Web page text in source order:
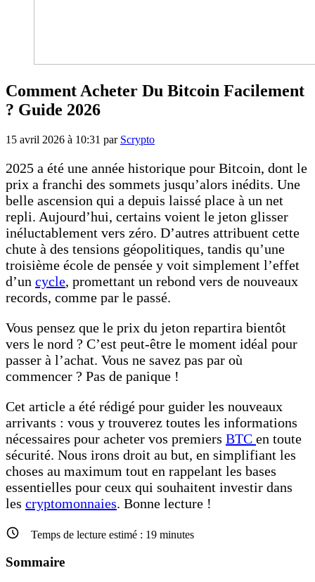
Comment Acheter Du Bitcoin Facilement
? Guide 2026
15 avril 2026 à 10:31 par Scrypto
2025 a été une année historique pour Bitcoin, dont le
prix a franchi des sommets jusqu’alors inédits. Une
belle ascension qui a depuis laissé place à un net
repli. Aujourd’hui, certains voient le jeton glisser
inéluctablement vers zéro. D’autres attribuent cette
chute à des tensions géopolitiques, tandis qu’une
troisième école de pensée y voit simplement l’effet
d’un cycle, promettant un rebond vers de nouveaux
records, comme par le passé.
Vous pensez que le prix du jeton repartira bientôt
vers le nord ? C’est peut-être le moment idéal pour
passer à l’achat. Vous ne savez pas par où
commencer ? Pas de panique !
Cet article a été rédigé pour guider les nouveaux
arrivants : vous y trouverez toutes les informations
nécessaires pour acheter vos premiers BTC en toute
sécurité. Nous irons droit au but, en simplifiant les
choses au maximum tout en rappelant les bases
essentielles pour ceux qui souhaitent investir dans
les cryptomonnaies. Bonne lecture !
Temps de lecture estimé : 19 minutes
Sommaire